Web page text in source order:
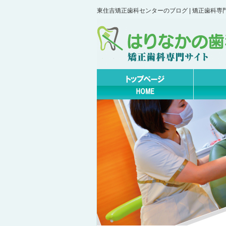
東住吉矯正歯科センターのブログ | 矯正歯科専